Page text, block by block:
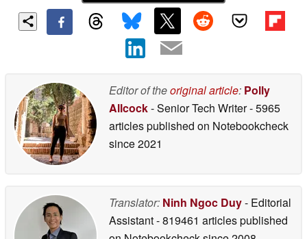
Editor of theoriginal article: Polly
Allcock- Senior Tech Writer- 5965
articles published on Notebookcheck
since 2021
Translator: Ninh Ngoc Duy- Editorial
Assistant- 819461 articles published